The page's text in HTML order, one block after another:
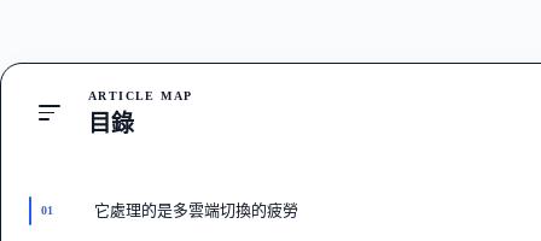
ARTICLE MAP
目錄
01 它處理的是多雲端切換的疲勞